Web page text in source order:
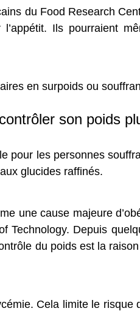
du Food Research
Ils pourraient
en surpoids ou
son poids
pour les personnes
glucides raffinés.
une cause majeure
Technology. Depuis
du poids est la
Cela limite le risque